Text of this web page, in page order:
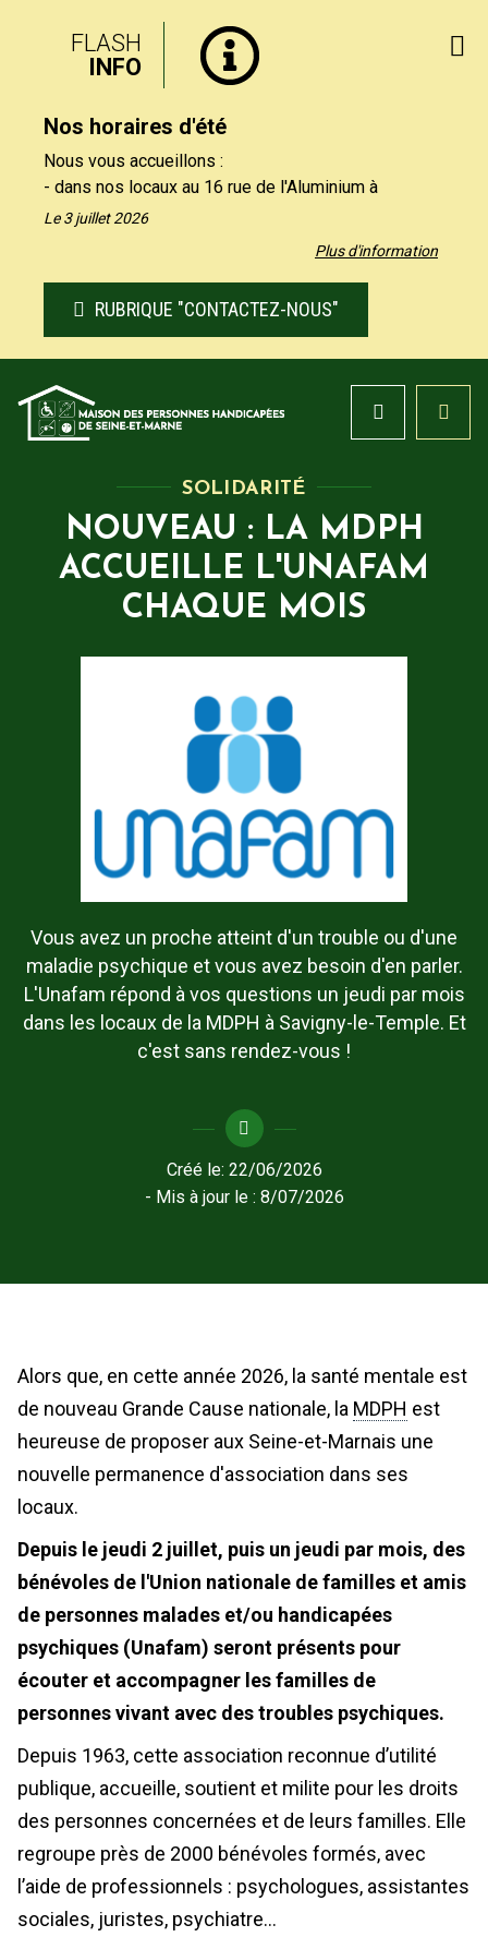
FLASH
INFO
Nos horaires d'été
Plus d'information
Nous vous accueillons :
- dans nos locaux au 16 rue de l'Aluminium à
Savigny-le-Temple uniquement le matin, du lundi au
- par téléphone au 01 64 19 11 40 uniquement
vendredi de 13h30 à 16h.
disposition sur notre site, rubrique "Contactez-nous".
Le 3 juillet 2026
RUBRIQUE "CONTACTEZ-NOUS"
SOLIDARITÉ
NOUVEAU : LA MDPH
ACCUEILLE L'UNAFAM
CHAQUE MOIS
Vous avez un proche atteint d'un trouble ou d'une
maladie psychique et vous avez besoin d'en parler.
L'Unafam répond à vos questions un jeudi par mois
dans les locaux de la MDPH à Savigny-le-Temple. Et
c'est sans rendez-vous !
Créé le: 22/06/2026
- Mis à jour le : 8/07/2026
Alors que, en cette année 2026, la santé mentale est
de nouveau Grande Cause nationale, la MDPH est
heureuse de proposer aux Seine-et-Marnais une
nouvelle permanence d'association dans ses
locaux.
Depuis le jeudi 2 juillet, puis un jeudi par mois, des
bénévoles de l'Union nationale de familles et amis
de personnes malades et/ou handicapées
psychiques (Unafam) seront présents pour
écouter et accompagner les familles de
personnes vivant avec des troubles psychiques.
Depuis 1963, cette association reconnue d’utilité
publique, accueille, soutient et milite pour les droits
des personnes concernées et de leurs familles. Elle
regroupe près de 2000 bénévoles formés, avec
l’aide de professionnels : psychologues, assistantes
sociales, juristes, psychiatre…